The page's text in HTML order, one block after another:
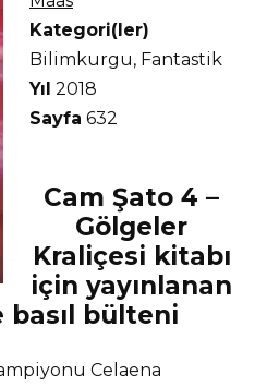
Kategori(ler)
Bilimkurgu, Fantastik
Yıl 2018
Sayfa 632
Cam Şato 4 –
Gölgeler
Kraliçesi kitabı
için yayınlanan
basıl bülteni
Celaena